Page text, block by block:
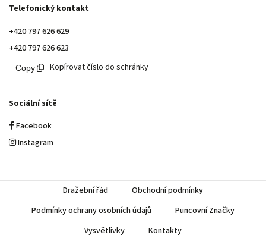
Telefonický kontakt
+420 797 626 629
+420 797 626 623
Kopírovat číslo do schránky
Sociální sítě
Facebook
Instagram
Dražební řád
Obchodní podmínky
Podmínky ochrany osobních údajů
Puncovní Značky
Vysvětlivky
Kontakty